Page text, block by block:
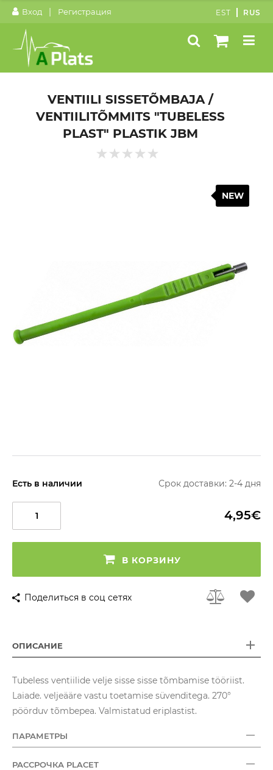
Вход | Регистрация EST RUS
VENTIILI SISSETÕMBAJA /
VENTIILITÕMMITS "TUBELESS
PLAST" PLASTIK JBM
NEW
Есть в наличии Срок доставки: 2-4 дня
4,95€
В КОРЗИНУ
Поделиться в соц сетях
ОПИСАНИЕ
Tubeless ventiilide velje sisse sisse tõmbamise tööriist.
Laiade. veljeääre vastu toetamise süvenditega. 270°
pöörduv tõmbepea. Valmistatud eriplastist.
ПАРАМЕТРЫ
РАССРОЧКА PLACET